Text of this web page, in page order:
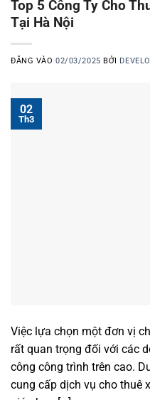
Top 5 Công Ty Cho
Tại Hà Nội
ĐĂNG VÀO02/03/2025 BỞI
02
Th3
Việc lựa chọn một đơn vị
rất quan trọng đối với các
công công trình trên cao.
cung cấp dịch vụ cho thuê